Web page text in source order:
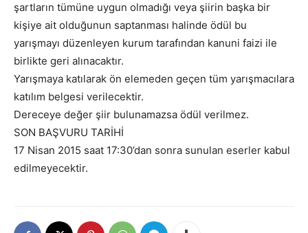
şartların tümüne uygun olmadığı veya şiirin başka bir
kişiye ait olduğunun saptanması halinde ödül bu
yarışmayı düzenleyen kurum tarafından kanuni faizi ile
birlikte geri alınacaktır.
Yarışmaya katılarak ön elemeden geçen tüm yarışmacılara
katılım belgesi verilecektir.
Dereceye değer şiir bulunamazsa ödül verilmez.
SON BAŞVURU TARİHİ
17 Nisan 2015 saat 17:30’dan sonra sunulan eserler kabul
edilmeyecektir.